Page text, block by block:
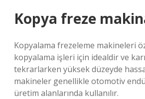
Kopya freze
Kopyalama frezeleme makineleri
kopyalama işleri için idealdir ve
tekrarlarken yüksek düzeyde
makineler genellikle otomotiv
üretim alanlarında kullanılır.